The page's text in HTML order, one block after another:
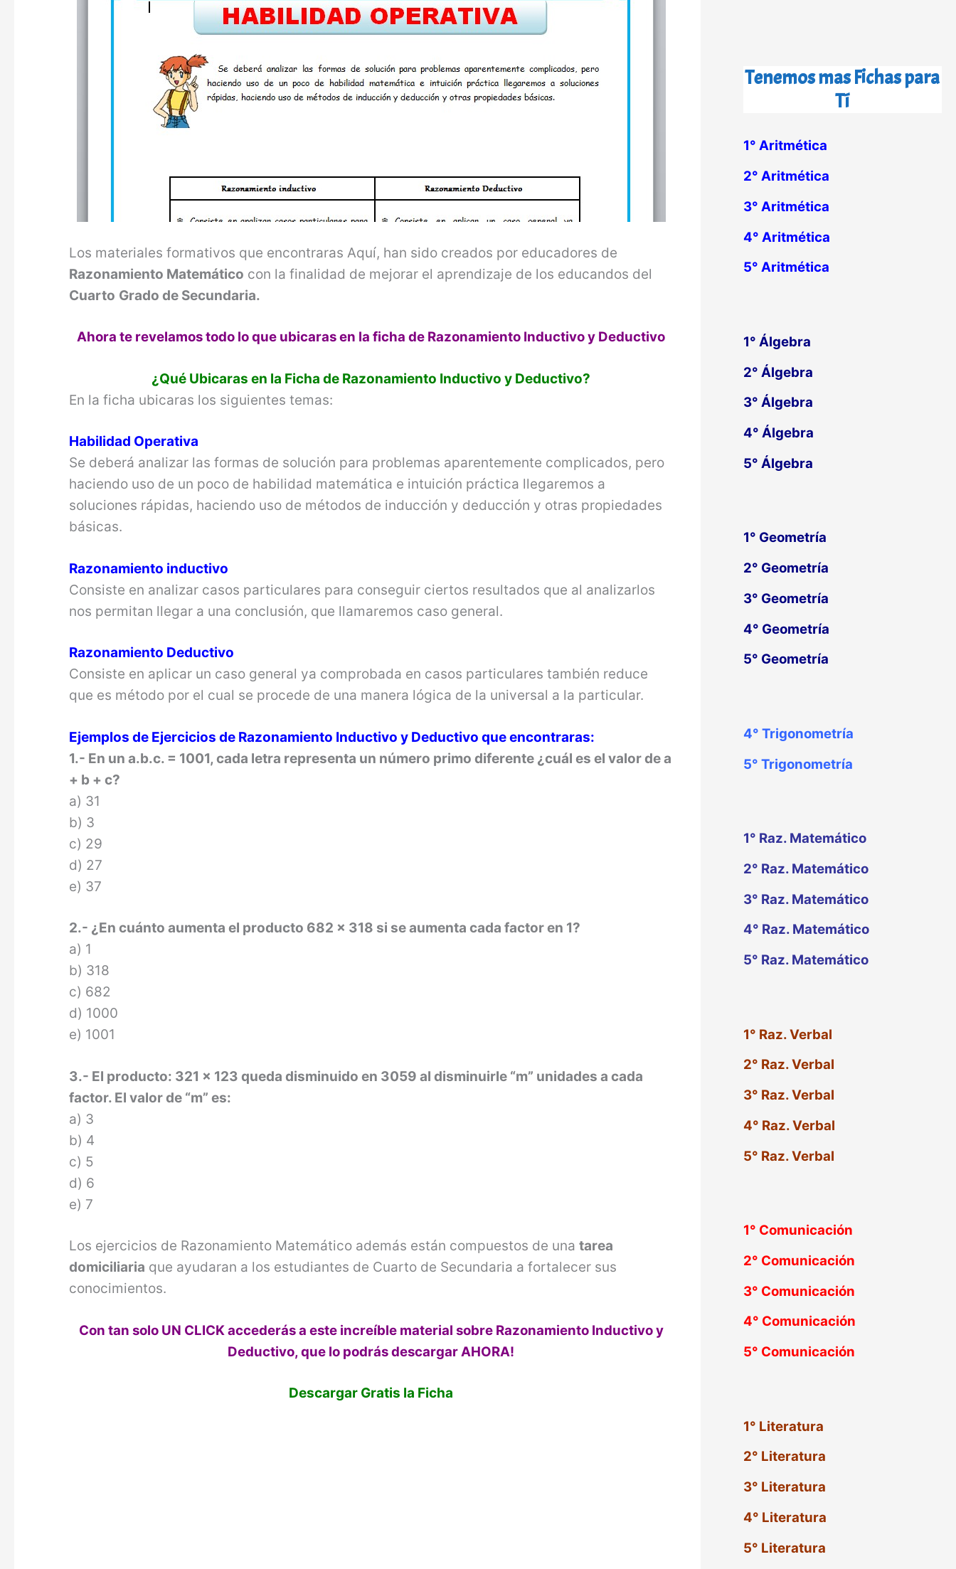
Los materiales formativos que encontraras Aquí, han sido creados por educadores de
Razonamiento Matemático con la finalidad de mejorar el aprendizaje de los educandos del
Cuarto Grado de Secundaria.
Ahora te revelamos todo lo que ubicaras en la ficha de Razonamiento Inductivo y Deductivo
¿Qué Ubicaras en la Ficha de Razonamiento Inductivo y Deductivo?
En la ficha ubicaras los siguientes temas:
Habilidad Operativa
Se deberá analizar las formas de solución para problemas aparentemente complicados, pero
haciendo uso de un poco de habilidad matemática e intuición práctica llegaremos a
soluciones rápidas, haciendo uso de métodos de inducción y deducción y otras propiedades
básicas.
Razonamiento inductivo
Consiste en analizar casos particulares para conseguir ciertos resultados que al analizarlos
nos permitan llegar a una conclusión, que llamaremos caso general.
Razonamiento Deductivo
Consiste en aplicar un caso general ya comprobada en casos particulares también reduce
que es método por el cual se procede de una manera lógica de la universal a la particular.
Ejemplos de Ejercicios de Razonamiento Inductivo y Deductivo que encontraras:
1.- En un a.b.c. = 1001, cada letra representa un número primo diferente ¿cuál es el valor de a
+ b + c?
a) 31
b) 3
c) 29
d) 27
e) 37
2.- ¿En cuánto aumenta el producto 682 x 318 si se aumenta cada factor en 1?
a) 1
b) 318
c) 682
d) 1000
e) 1001
3.- El producto: 321 x 123 queda disminuido en 3059 al disminuirle “m” unidades a cada
factor. El valor de “m” es:
a) 3
b) 4
c) 5
d) 6
e) 7
Los ejercicios de Razonamiento Matemático además están compuestos de unatarea
domiciliaria que ayudaran a los estudiantes de Cuarto de Secundaria a fortalecer sus
conocimientos.
Con tan solo UN CLICK accederás a este increíble material sobre Razonamiento Inductivo y
Deductivo, que lo podrásdescargar AHORA!
Descargar Gratis la Ficha
Tenemos mas Fichas para
Tí
1° Aritmética
2° Aritmética
3° Aritmética
4° Aritmética
5° Aritmética
1° Álgebra
2° Álgebra
3° Álgebra
4° Álgebra
5° Álgebra
1° Geometría
2° Geometría
3° Geometría
4° Geometría
5° Geometría
4° Trigonometría
5° Trigonometría
1° Raz. Matemático
2° Raz. Matemático
3° Raz. Matemático
4° Raz. Matemático
5° Raz. Matemático
1° Raz. Verbal
2° Raz. Verbal
3° Raz. Verbal
4° Raz. Verbal
5° Raz. Verbal
1° Comunicación
2° Comunicación
3° Comunicación
4° Comunicación
5° Comunicación
1° Literatura
2° Literatura
3° Literatura
4° Literatura
5° Literatura